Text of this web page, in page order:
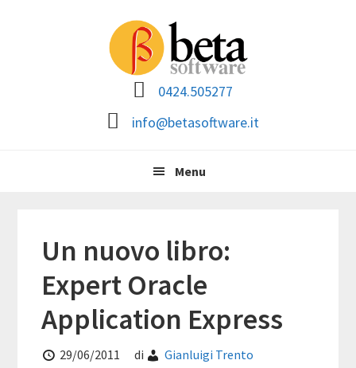
0424.505277
info@betasoftware.it
Menu
Un nuovo libro:
Expert Oracle
Application Express
29/06/2011 di Gianluigi Trento